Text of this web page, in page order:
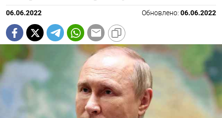
06.06.2022 Обновлено: 06.06.2022